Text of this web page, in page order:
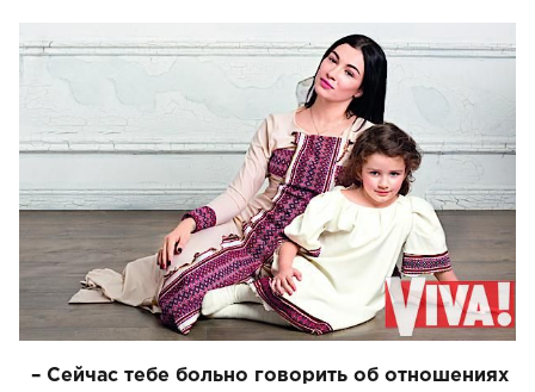
– Сейчас тебе больно говорить об отношениях